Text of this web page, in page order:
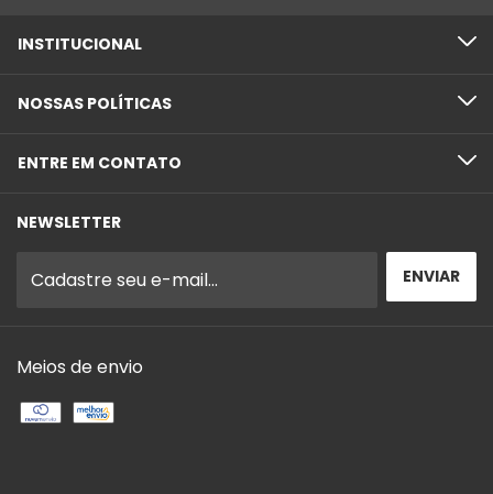
INSTITUCIONAL
NOSSAS POLÍTICAS
ENTRE EM CONTATO
NEWSLETTER
Meios de envio